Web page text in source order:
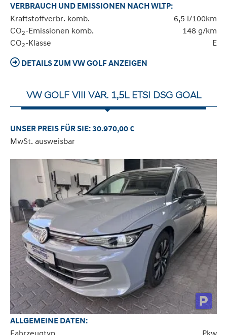
VERBRAUCH UND EMISSIONEN NACH WLTP:
Kraftstoffverbr. komb.
6,5 l/100km
CO2-Emissionen komb.
148 g/km
CO2-Klasse E
DETAILS ZUM VW GOLF ANZEIGEN
VW GOLF VIII VAR. 1,5L ETSI DSG GOAL
UNSER PREIS FÜR SIE: 30.970,00 €
MwSt. ausweisbar
ALLGEMEINE DATEN: